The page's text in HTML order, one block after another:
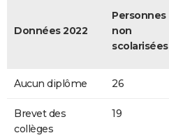
Données 2022
Personnes
non
scolarisées
Aucun diplôme 26
Brevet des
collèges
19